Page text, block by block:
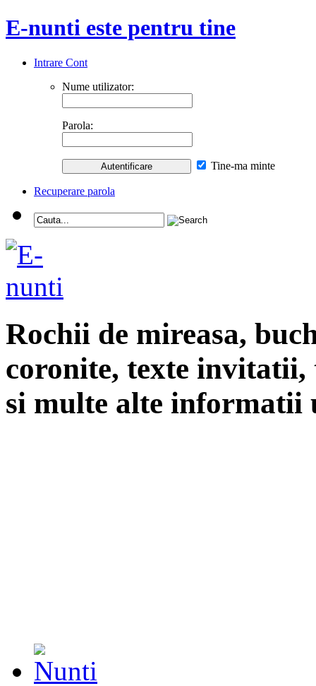
E-nunti este pentru tine
Intrare Cont
Nume utilizator:
Parola:
Tine-ma minte
Recuperare parola
Rochii de mireasa,
coronite, texte
si multe alte informatii